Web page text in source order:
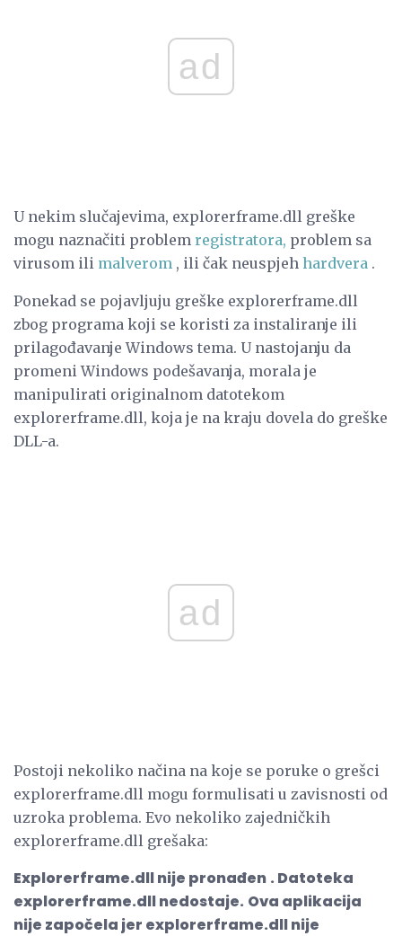
ad
U nekim slučajevima, explorerframe.dll greške
mogu naznačiti problem registratora, problem sa
virusom ili malverom , ili čak neuspjeh hardvera .
Ponekad se pojavljuju greške explorerframe.dll
zbog programa koji se koristi za instaliranje ili
prilagođavanje Windows tema. U nastojanju da
promeni Windows podešavanja, morala je
manipulirati originalnom datotekom
explorerframe.dll, koja je na kraju dovela do greške
DLL-a.
ad
Postoji nekoliko načina na koje se poruke o grešci
explorerframe.dll mogu formulisati u zavisnosti od
uzroka problema. Evo nekoliko zajedničkih
explorerframe.dll grešaka:
Explorerframe.dll nije pronađen . Datoteka
explorerframe.dll nedostaje. Ova aplikacija
nije započela jer explorerframe.dll nije